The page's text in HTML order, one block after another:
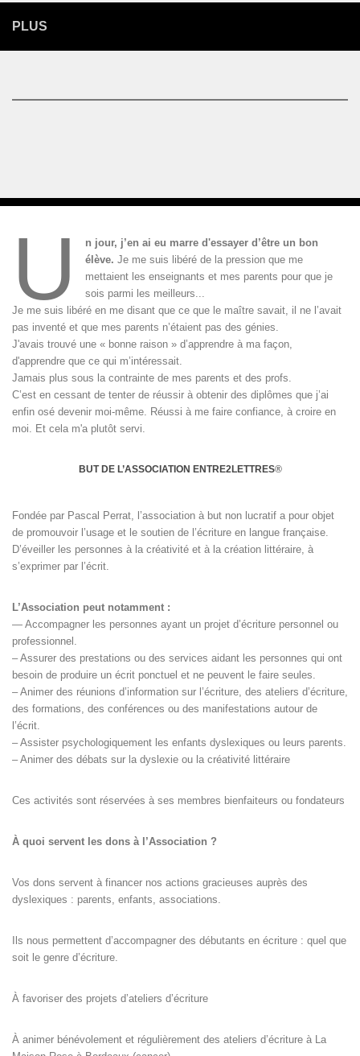
PLUS
U
n jour, j’en ai eu marre d'essayer d’être un bon
élève.Je me suis libéré de la pression que me
mettaient les enseignants et mes parents pour que je
sois parmi les meilleurs...
Je me suis libéré en me disant que ce que le maître savait, il ne l’avait
pas inventé et que mes parents n’étaient pas des génies.
J'avais trouvé une « bonne raison » d’apprendre à ma façon,
d'apprendre que ce qui m’intéressait.
Jamais plus sous la contrainte de mes parents et des profs.
C’est en cessant de tenter de réussir à obtenir des diplômes que j’ai
enfin osé devenir moi-même. Réussi à me faire confiance, à croire en
moi. Et cela m'a plutôt servi.
BUT DE L’ASSOCIATION ENTRE2LETTRES®
Fondée par Pascal Perrat, l’association à but non lucratif a pour objet
de promouvoir l’usage et le soutien de l’écriture en langue française.
D’éveiller les personnes à la créativité et à la création littéraire, à
s’exprimer par l’écrit.
L’Association peut notamment :
— Accompagner les personnes ayant un projet d’écriture personnel ou
professionnel.
– Assurer des prestations ou des services aidant les personnes qui ont
besoin de produire un écrit ponctuel et ne peuvent le faire seules.
– Animer des réunions d’information sur l’écriture, des ateliers d’écriture,
des formations, des conférences ou des manifestations autour de
l’écrit.
– Assister psychologiquement les enfants dyslexiques ou leurs parents.
– Animer des débats sur la dyslexie ou la créativité littéraire
Ces activités sont réservées à ses membres bienfaiteurs ou fondateurs
À quoi servent les dons à l’Association ?
Vos dons servent à financer nos actions gracieuses auprès des
dyslexiques : parents, enfants, associations.
Ils nous permettent d’accompagner des débutants en écriture : quel que
soit le genre d’écriture.
À favoriser des projets d’ateliers d’écriture
À animer bénévolement et régulièrement des ateliers d’écriture à La